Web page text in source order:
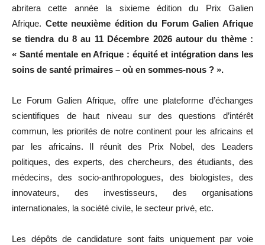
abritera cette année la sixieme édition du Prix Galien
Afrique. Cette neuxième édition du Forum Galien Afrique
se tiendra du 8 au 11 Décembre 2026 autour du thème :
« Santé mentale en Afrique : équité et intégration dans les
soins de santé primaires – où en sommes-nous ? ».
Le Forum Galien Afrique, offre une plateforme d’échanges
scientifiques de haut niveau sur des questions d’intérêt
commun, les priorités de notre continent pour les africains et
par les africains. Il réunit des Prix Nobel, des Leaders
politiques, des experts, des chercheurs, des étudiants, des
médecins, des socio-anthropologues, des biologistes, des
innovateurs, des investisseurs, des organisations
internationales, la société civile, le secteur privé, etc.
Les dépôts de candidature sont faits uniquement par voie